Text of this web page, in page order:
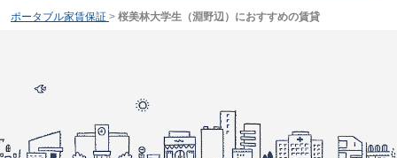
ポータブル家賃保証 > 桜美林大学生（淵野辺）におすすめの賃貸